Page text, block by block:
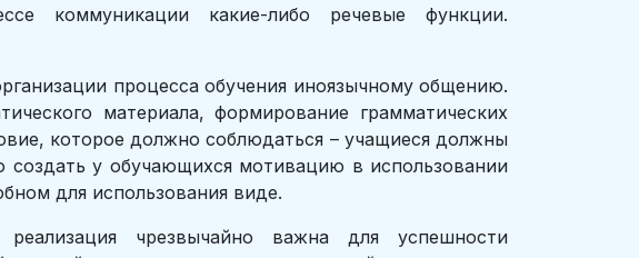
коммуникации какие-либо речевые функции.
процесса обучения иноязычному общению.
материала, формирование грамматических
которое должно соблюдаться – учащиеся должны
у обучающихся мотивацию в использовании
для использования виде.
чрезвычайно важна для успешности